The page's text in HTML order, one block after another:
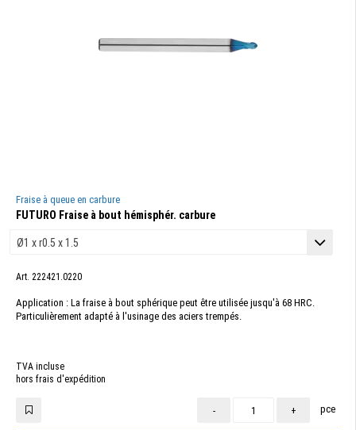
Fraise à queue en carbure
FUTURO Fraise à bout hémisphér. carbure
Art. 222421.0220
Application : La fraise à bout sphérique peut être utilisée jusqu'à 68 HRC.
Particulièrement adapté à l'usinage des aciers trempés.
TVA incluse
hors frais d'expédition
- + pce